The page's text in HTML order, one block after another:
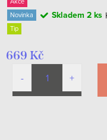
Novinka
Tip
Skladem 2 ks
669 Kč